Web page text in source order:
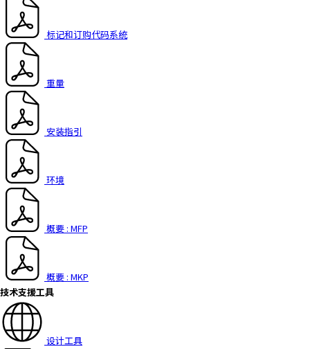
标记和订购代码系统
重量
安装指引
环境
概要 : MFP
概要 : MKP
技术支援工具
设计工具